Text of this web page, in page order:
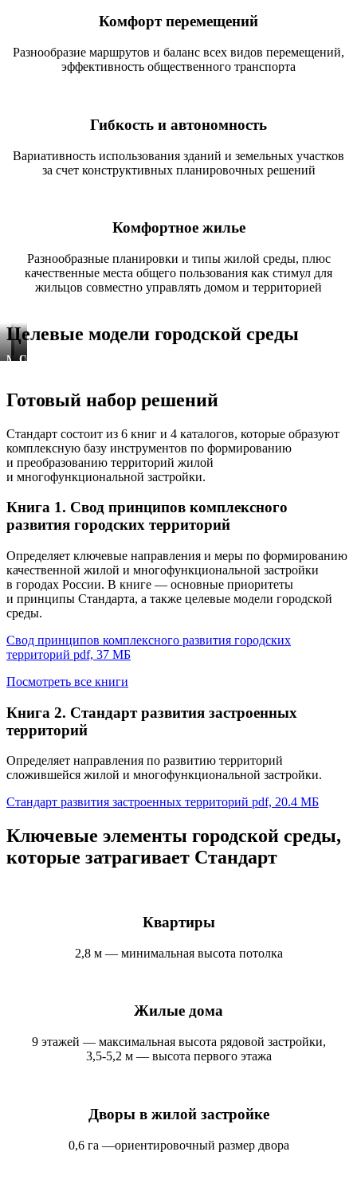
Комфорт перемещений
Разнообразие маршрутов и баланс всех видов перемещений,
эффективность общественного транспорта
Гибкость и автономность
Вариативность использования зданий и земельных участков
за счет конструктивных планировочных решений
Комфортное жилье
Разнообразные планировки и типы жилой среды, плюс
качественные места общего пользования как стимул для
жильцов совместно управлять домом и территорией
Целевые модели городской среды
Малоэтажная
на
формирование
жилой
застройки
Центральная
общественно-
объектов
в составе
кварталов
жилой
застройки
Среднеэтажная
при
компактном
размещении
домов
Готовый набор решений
Стандарт состоит из 6 книг и 4 каталогов, которые образуют
комплексную базу инструментов по формированию
и преобразованию территорий жилой
и многофункциональной застройки.
Книга 1. Свод принципов комплексного
развития городских территорий
Определяет ключевые направления и меры по формированию
качественной жилой и многофункциональной застройки
в городах России. В книге — основные приоритеты
и принципы Стандарта, а также целевые модели городской
среды.
Свод принципов комплексного развития городских
территорий pdf, 37 МБ
Посмотреть все книги
Книга 2. Стандарт развития застроенных
территорий
Определяет направления по развитию территорий
сложившейся жилой и многофункциональной застройки.
Стандарт развития застроенных территорий pdf, 20.4 МБ
Ключевые элементы городской среды,
которые затрагивает Стандарт
Квартиры
2,8 м — минимальная высота потолка
Жилые дома
9 этажей — максимальная высота рядовой застройки,
3,5-5,2 м — высота первого этажа
Дворы в жилой застройке
0,6 га —ориентировочный размер двора